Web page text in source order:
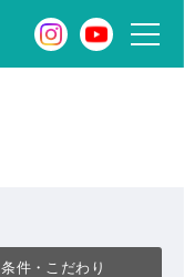
条件・こだわり